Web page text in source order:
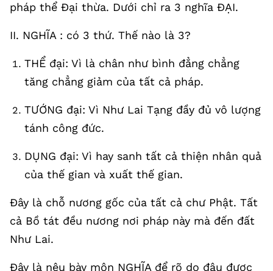
pháp thể Đại thừa. Dưới chỉ ra 3 nghĩa ĐẠI.
II. NGHĨA : có 3 thứ. Thế nào là 3?
THỂ đại: Vì là chân như bình đẳng chẳng
tăng chẳng giảm của tất cả pháp.
TƯỚNG đại: Vì Như Lai Tạng đầy đủ vô lượng
tánh công đức.
DỤNG đại: Vì hay sanh tất cả thiện nhân quả
của thế gian và xuất thế gian.
Đây là chỗ nương gốc của tất cả chư Phật. Tất
cả Bồ tát đều nương nơi pháp này mà đến đất
Như Lai.
Đây là nêu bày môn NGHĨA để rõ do đâu được